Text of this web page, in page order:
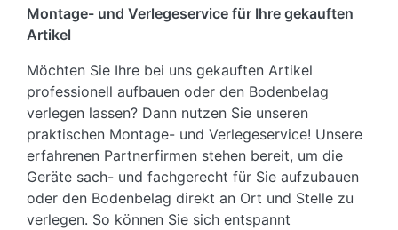
Montage- und Verlegeservice für Ihre gekauften
Artikel
Möchten Sie Ihre bei uns gekauften Artikel
professionell aufbauen oder den Bodenbelag
verlegen lassen? Dann nutzen Sie unseren
praktischen Montage- und Verlegeservice! Unsere
erfahrenen Partnerfirmen stehen bereit, um die
Geräte sach- und fachgerecht für Sie aufzubauen
oder den Bodenbelag direkt an Ort und Stelle zu
verlegen. So können Sie sich entspannt